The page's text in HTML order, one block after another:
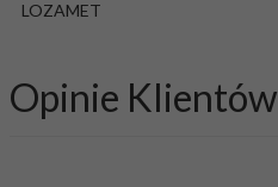
LOZAMET
Opinie Klientów